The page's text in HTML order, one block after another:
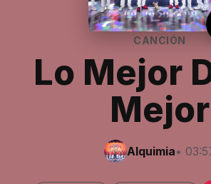
CANCIÓN
Lo Mejor
Mejor
Alquimia•